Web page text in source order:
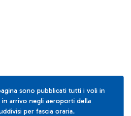
sono pubblicati tutti i voli in
in arrivo negli aeroporti della
per fascia oraria.